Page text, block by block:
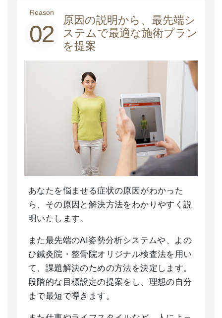
Reason
02
原因の説明から、最先端シ
ステムで最適な施術プラン
を提案
あなたを悩ませる症状の原因がわかった
ら、その原因と解決方法をわかりやすく説
明いたします。
また最先端のAI姿勢分析システムや、よの
ひ鍼灸院・整骨院オリジナル検査法を用い
て、課題解決のための方法を決定します。
段階的な目標設定の提案をし、理想の自分
まで最短で導きます。